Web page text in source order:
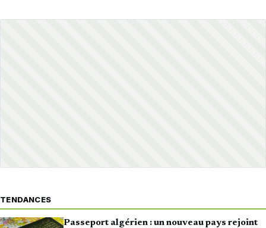
TENDANCES
Passeport algérien : un nouveau pays rejoint